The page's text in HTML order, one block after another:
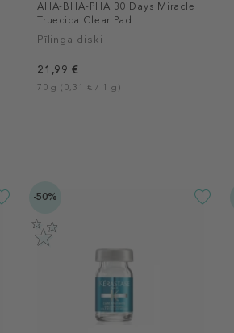
AHA-BHA-PHA 30 Days Miracle
Truecica Clear Pad
Pīlinga diski
21,99 €
70 g (0,31 € / 1 g)
-50%